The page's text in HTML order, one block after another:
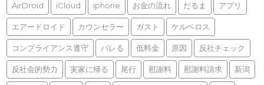
AirDroid iCloud iphone お金の流れ だるま アプリ
エアードロイド カウンセラー ガスト ケルベロス
コンプライアンス遵守 バレる 低料金 原因 反社チェック
反社会的勢力 実家に帰る 尾行 慰謝料 慰謝料請求 新潟